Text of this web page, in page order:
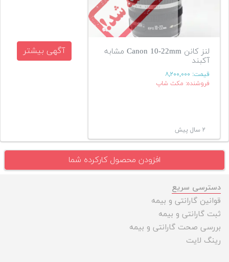
لنز کانن Canon 10-22mm مشابه
آکبند
قیمت: ۸,۲۰۰,۰۰۰
فروشنده: مکث شاپ
۲ سال پیش
آگهی بیشتر
افزودن محصول کارکرده شما
دسترسی سریع
قوانین گارانتی و بیمه
ثبت گارانتی و بیمه
بررسی صحت گارانتی و بیمه
رینگ لایت